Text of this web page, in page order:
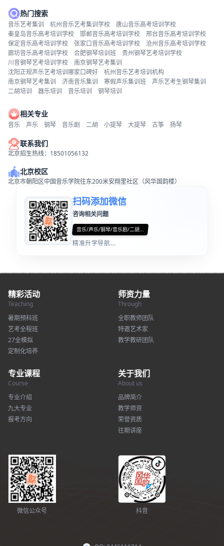
热门搜索
音乐艺考集训 杭州音乐艺考集训学校
唐山音乐高考培训学校
秦皇岛音乐高考培训学校
邯郸音乐高考培训学校
邢台音乐高考培训学校
保定音乐高考培训学校
张家口音乐高考培训学校
沧州音乐高考培训学校
廊坊音乐高考培训学校
合肥钢琴培训班
贵州钢琴艺考培训学校
川音钢琴艺考培训学校
南京钢琴艺考集训
沈阳正规声乐艺考培训哪家口碑好
杭州音乐艺考培训机构
南京钢琴艺考集训
济南音乐集训 寒假声乐集训班
声乐艺考生钢琴集训
二胡培训
器乐培训 音乐培训 钢琴培训
相关专业
音乐 声乐 钢琴 音乐剧 二胡 小提琴 大提琴 古筝 扬琴
联系我们
北京招生热线：18501056132
北京校区
北京市朝阳区中国音乐学院往东200米安翔里社区（风华国韵楼）
扫码添加微信
咨询相关问题
音乐/声乐/钢琴/音乐剧/二胡...
精准升学导航...
精彩活动
Teaching
暑期预科班
艺考全程班
27全模拟
定制化培养
师资力量
Through
全职教师团队
特邀艺术家
教学教研团队
专业课程
Course
专业介绍
九大专业
报考方向
关于我们
About us
品牌简介
教学师资
荣誉资质
往期讲座
微信公众号 抖音